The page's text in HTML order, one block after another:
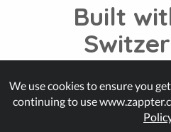
Built
© Zappter
We use cookies to ensure you
continuing to use